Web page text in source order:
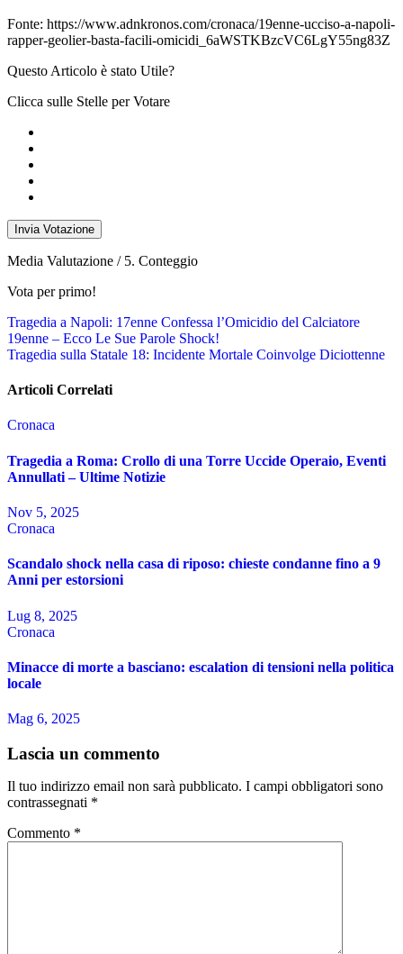
Fonte: https://www.adnkronos.com/cronaca/19enne-ucciso-a-napoli-
rapper-geolier-basta-facili-omicidi_6aWSTKBzcVC6LgY55ng83Z
Questo Articolo è stato Utile?
Clicca sulle Stelle per Votare
Invia Votazione
Media Valutazione / 5. Conteggio
Vota per primo!
Navigazione
articoli
Tragedia a Napoli: 17enne Confessa l’Omicidio del Calciatore
19enne – Ecco Le Sue Parole Shock!
Tragedia sulla Statale 18: Incidente Mortale Coinvolge Diciottenne
Articoli Correlati
Cronaca
Tragedia a Roma: Crollo di una Torre Uccide Operaio, Eventi
Annullati – Ultime Notizie
Nov 5, 2025
Cronaca
Scandalo shock nella casa di riposo: chieste condanne fino a 9
Anni per estorsioni
Lug 8, 2025
Cronaca
Minacce di morte a basciano: escalation di tensioni nella politica
locale
Mag 6, 2025
Lascia un commento
Il tuo indirizzo email non sarà pubblicato. I campi obbligatori sono
contrassegnati *
Commento *